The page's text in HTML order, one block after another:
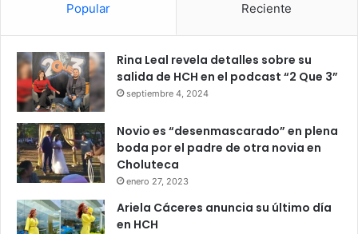
Popular Reciente
Rina Leal revela detalles sobre su
salida de HCH en el podcast “2 Que 3”
septiembre 4, 2024
Novio es “desenmascarado” en plena
boda por el padre de otra novia en
Choluteca
enero 27, 2023
Ariela Cáceres anuncia su último día
en HCH